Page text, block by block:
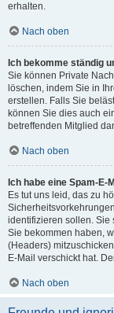
erhalten.
Nach oben
Ich bekomme ständig
Sie können Private
löschen, indem Sie in
erstellen. Falls Sie
können Sie dies auch
betreffenden Mitglied
Nach oben
Ich habe eine Spam-
Es tut uns leid, das zu
identifizieren sollen. Sie
Sie bekommen haben,
(Headers)
E-Mail verschickt hat.
Nach oben